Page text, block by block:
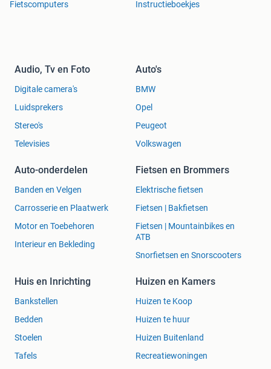
Fietscomputers
Instructieboekjes
Audio, Tv en Foto
Digitale camera's
Luidsprekers
Stereo's
Televisies
Auto's
BMW
Opel
Peugeot
Volkswagen
Auto-onderdelen
Banden en Velgen
Carrosserie en Plaatwerk
Motor en Toebehoren
Interieur en Bekleding
Fietsen en Brommers
Elektrische fietsen
Fietsen | Bakfietsen
Fietsen | Mountainbikes en
ATB
Snorfietsen en Snorscooters
Huis en Inrichting
Bankstellen
Bedden
Stoelen
Tafels
Huizen en Kamers
Huizen te Koop
Huizen te huur
Huizen Buitenland
Recreatiewoningen